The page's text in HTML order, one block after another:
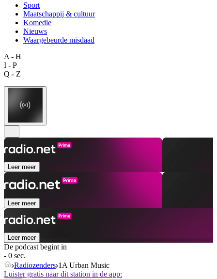
Sport
Maatschappij & cultuur
Komedie
Nieuws
Waargebeurde misdaad
A - H
I - P
Q - Z
Leer meer
Leer meer
Leer meer
De podcast begint in
- 0 sec.
Radiozenders 1A Urban Music
Luister gratis naar dit station in de app: